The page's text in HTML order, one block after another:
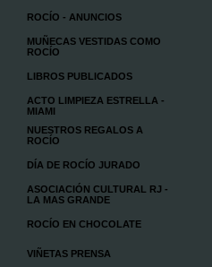
ROCÍO - ANUNCIOS
MUÑECAS VESTIDAS COMO
ROCÍO
LIBROS PUBLICADOS
ACTO LIMPIEZA ESTRELLA -
MIAMI
NUESTROS REGALOS A
ROCÍO
DÍA DE ROCÍO JURADO
ASOCIACIÓN CULTURAL RJ -
LA MAS GRANDE
ROCÍO EN CHOCOLATE
VIÑETAS PRENSA